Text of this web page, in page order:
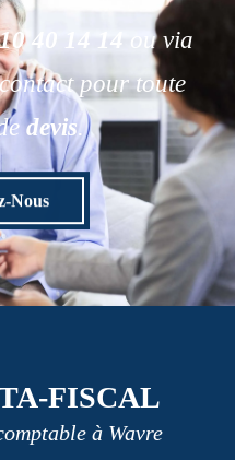
40 14 14
ou via
pour toute
devis.
Nous
FISCAL
à Wavre